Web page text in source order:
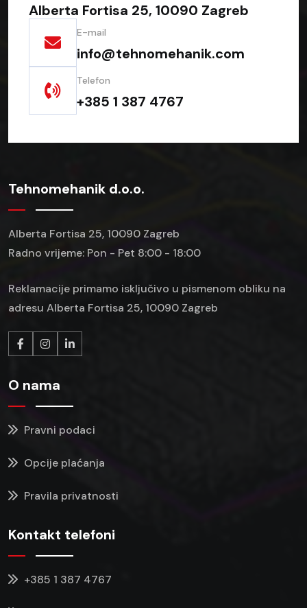
Alberta Fortisa 25, 10090 Zagreb
E-mail
info@tehnomehanik.com
Telefon
+385 1 387 4767
Tehnomehanik d.o.o.
Alberta Fortisa 25, 10090 Zagreb
Radno vrijeme: Pon - Pet 8:00 - 18:00
Reklamacije primamo isključivo u pismenom obliku na
adresu Alberta Fortisa 25, 10090 Zagreb
O nama
Pravni podaci
Opcije plaćanja
Pravila privatnosti
Kontakt telefoni
+385 1 387 4767